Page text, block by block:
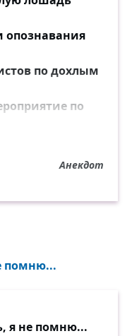
по дохлым
по
на дохлых
но суть
Анекдот
помню...
я не помню...